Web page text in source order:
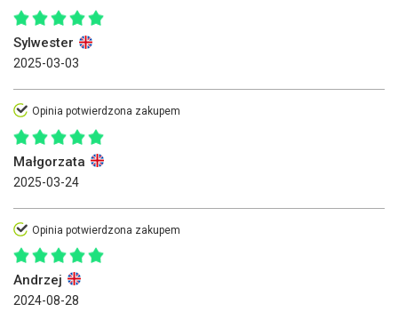
Sylwester
2025-03-03
Opinia potwierdzona zakupem
Małgorzata
2025-03-24
Opinia potwierdzona zakupem
Andrzej
2024-08-28